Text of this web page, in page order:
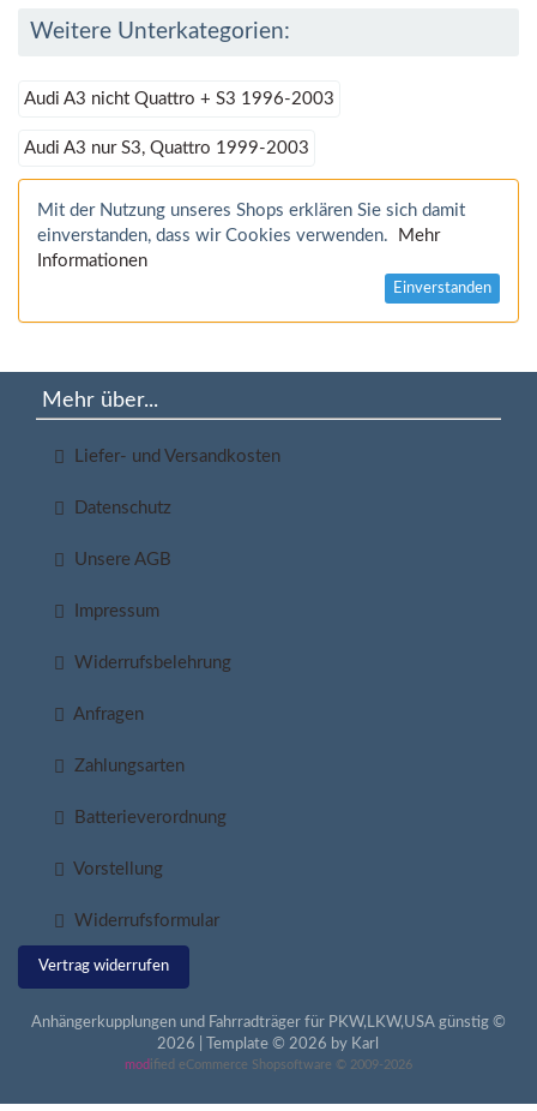
Weitere Unterkategorien:
Audi A3 nicht Quattro + S3 1996-2003
Audi A3 nur S3, Quattro 1999-2003
Mit der Nutzung unseres Shops erklären Sie sich damit
einverstanden, dass wir Cookies verwenden.
Mehr
Informationen
Einverstanden
Mehr über...
Liefer- und Versandkosten
Datenschutz
Unsere AGB
Impressum
Widerrufsbelehrung
Anfragen
Zahlungsarten
Batterieverordnung
Vorstellung
Widerrufsformular
Vertrag widerrufen
Anhängerkupplungen und Fahrradträger für PKW,LKW,USA günstig ©
2026 | Template © 2026 by Karl
mod ified eCommerce Shopsoftware © 2009-2026